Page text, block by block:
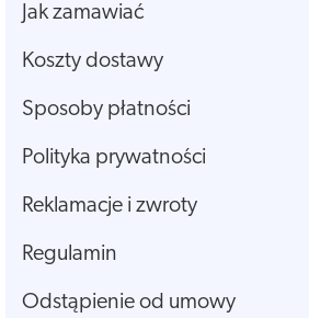
Jak zamawiać
Koszty dostawy
Sposoby płatności
Polityka prywatności
Reklamacje i zwroty
Regulamin
Odstąpienie od umowy